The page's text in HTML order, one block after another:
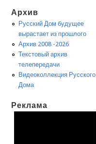
Архив
Русский Дом будущее
вырастает из прошлого
Архив 2008 -2026
Текстовый архив
телепередачи
Видеоколлекция Русского
Дома
Реклама